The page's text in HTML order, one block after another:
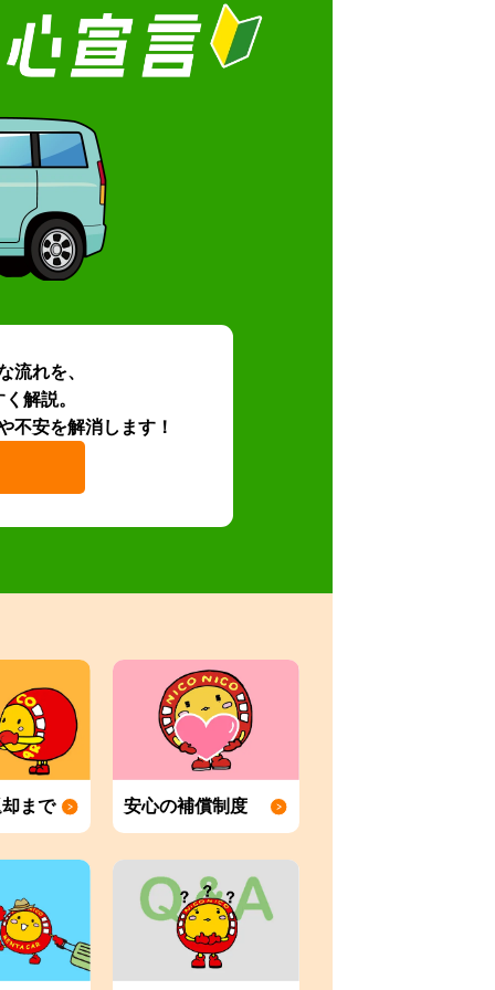
流れを、
解説。
不安を解消します！
まで 安心の補償制度